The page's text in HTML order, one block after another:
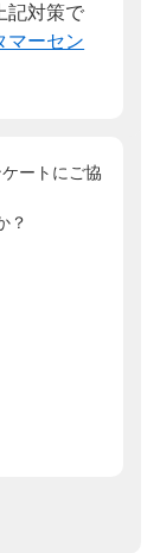
記対策で
マーセン
ートにご協
？